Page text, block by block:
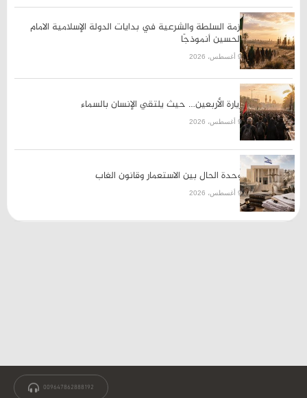
أزمة السلطة والشرعية في بدايات الدولة الإسلامية ‌الامام
الحسين أنموذجًا
9 أغسطس، 2026
زيارة الأربعين… حيث يلتقي الإنسان بالسماء
9 أغسطس، 2026
وحدة الحال بين الاستعمار وقانون الغاب
9 أغسطس، 2026